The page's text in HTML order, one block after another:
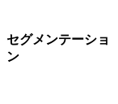
セグメンテーショ
ン